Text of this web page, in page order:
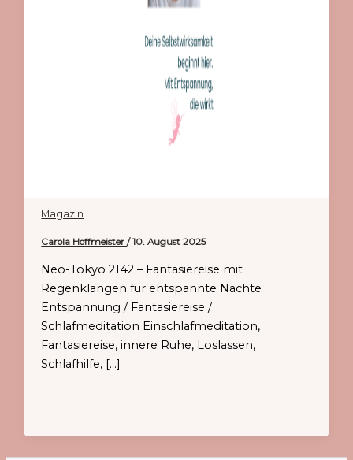
Magazin
Carola Hoffmeister/10. August 2025
Neo-Tokyo 2142 – Fantasiereise mit
Regenklängen für entspannte Nächte
Entspannung / Fantasiereise /
Schlafmeditation Einschlafmeditation,
Fantasiereise, innere Ruhe, Loslassen,
Schlafhilfe, […]